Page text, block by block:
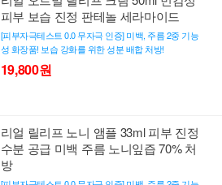
피부 보습 진정 판테놀 세라마이드
[피부자극테스트 0.0 무자극 인증] 미백, 주름 2중 기능
성 화장품! 보습 강화를 위한 성분 배합 처방!
19,800원
리얼 릴리프 노니 앰플 33ml 피부 진정
수분 공급 미백 주름 노니잎즙 70% 처
방